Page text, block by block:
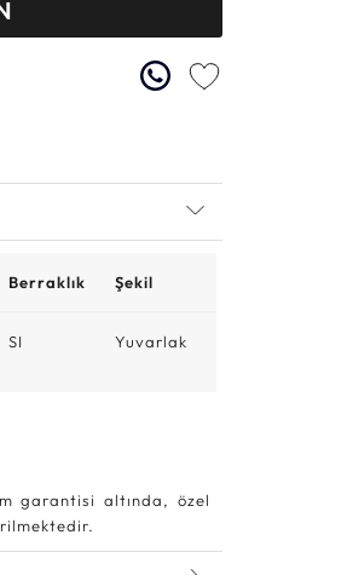
Berraklık Şekil
SI Yuvarlak
garantisi altında, özel